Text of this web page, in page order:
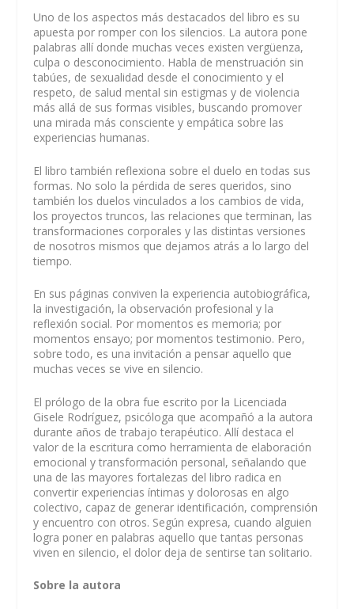
Uno de los aspectos más destacados del libro es su
apuesta por romper con los silencios. La autora pone
palabras allí donde muchas veces existen vergüenza,
culpa o desconocimiento. Habla de menstruación sin
tabúes, de sexualidad desde el conocimiento y el
respeto, de salud mental sin estigmas y de violencia
más allá de sus formas visibles, buscando promover
una mirada más consciente y empática sobre las
experiencias humanas.
El libro también reflexiona sobre el duelo en todas sus
formas. No solo la pérdida de seres queridos, sino
también los duelos vinculados a los cambios de vida,
los proyectos truncos, las relaciones que terminan, las
transformaciones corporales y las distintas versiones
de nosotros mismos que dejamos atrás a lo largo del
tiempo.
En sus páginas conviven la experiencia autobiográfica,
la investigación, la observación profesional y la
reflexión social. Por momentos es memoria; por
momentos ensayo; por momentos testimonio. Pero,
sobre todo, es una invitación a pensar aquello que
muchas veces se vive en silencio.
El prólogo de la obra fue escrito por la Licenciada
Gisele Rodríguez, psicóloga que acompañó a la autora
durante años de trabajo terapéutico. Allí destaca el
valor de la escritura como herramienta de elaboración
emocional y transformación personal, señalando que
una de las mayores fortalezas del libro radica en
convertir experiencias íntimas y dolorosas en algo
colectivo, capaz de generar identificación, comprensión
y encuentro con otros. Según expresa, cuando alguien
logra poner en palabras aquello que tantas personas
viven en silencio, el dolor deja de sentirse tan solitario.
Sobre la autora